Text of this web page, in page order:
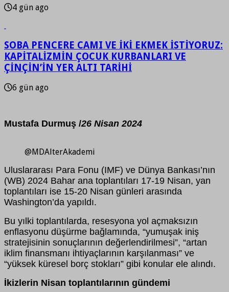
4 gün ago
SOBA PENCERE CAMI VE İKİ EKMEK İSTİYORUZ:
KAPİTALİZMİN ÇOCUK KURBANLARI VE
ÇİNÇİN’İN YER ALTI TARİHİ
6 gün ago
Mustafa Durmuş /26 Nisan 2024
@MDAlterAkademi
Uluslararası Para Fonu (IMF) ve Dünya Bankası’nın
(WB) 2024 Bahar ana toplantıları 17-19 Nisan, yan
toplantıları ise 15-20 Nisan günleri arasında
Washington’da yapıldı.
Bu yılki toplantılarda, resesyona yol açmaksızın
enflasyonu düşürme bağlamında, “yumuşak iniş
stratejisinin sonuçlarının değerlendirilmesi”, “artan
iklim finansmanı ihtiyaçlarının karşılanması” ve
“yüksek küresel borç stokları” gibi konular ele alındı.
İkizlerin Nisan toplantılarının gündemi